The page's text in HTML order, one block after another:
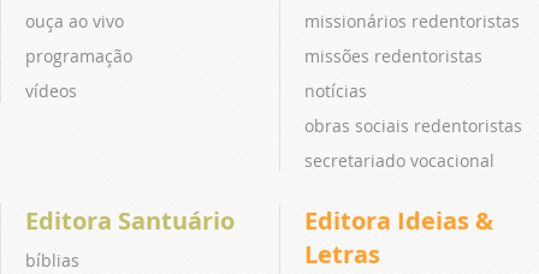
ouça ao vivo
programação
vídeos
missionários redentoristas
missões redentoristas
notícias
obras sociais redentoristas
secretariado vocacional
Editora Santuário
bíblias
Editora Ideias &
Letras